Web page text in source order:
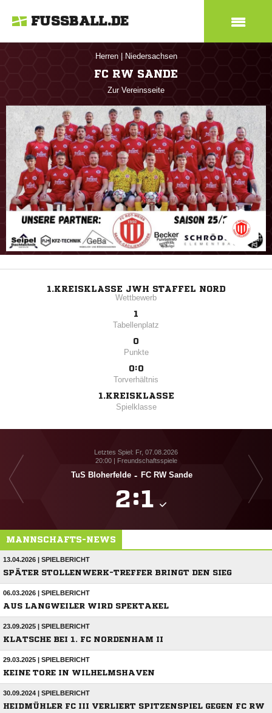
FUSSBALL.DE
Herren Niedersachsen
FC RW SANDE
Zur Vereinsseite
1.KREISKLASSE JWH STAFFEL NORD
Wettbewerb
1
Tabellenplatz
0
Punkte
0:0
Torverhältnis
1.KREISKLASSE
Spielklasse
Letztes Spiel: Fr, 07.08.2026
20:00 | Freundschaftsspiele
TuS Bloherfelde - FC RW Sande
:
MANNSCHAFTS-NEWS
13.04.2026 | SPIELBERICHT
SPÄTER STOLLENWERK-TREFFER BRINGT DEN SIEG
06.03.2026 | SPIELBERICHT
AUS LANGWEILER WIRD SPEKTAKEL
23.09.2025 | SPIELBERICHT
KLATSCHE BEI 1. FC NORDENHAM II
29.03.2025 | SPIELBERICHT
KEINE TORE IN WILHELMSHAVEN
30.09.2024 | SPIELBERICHT
HEIDMÜHLER FC III VERLIERT SPITZENSPIEL GEGEN FC RW